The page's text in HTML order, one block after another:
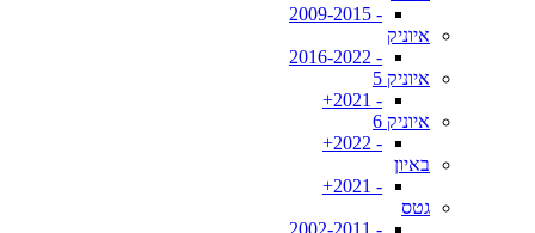
- 2009-2015
איוניק
- 2016-2022
איוניק 5
- 2021+
איוניק 6
- 2022+
באיון
- 2021+
גטס
- 2002-2011